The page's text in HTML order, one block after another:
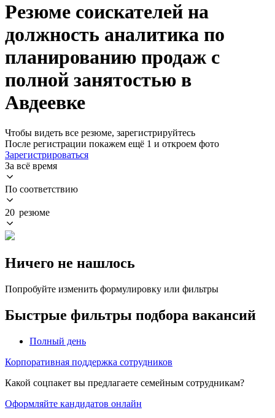
Резюме соискателей на
должность аналитика по
планированию продаж с
полной занятостью в
Авдеевке
Чтобы видеть все резюме, зарегистрируйтесь
После регистрации покажем ещё 1 и откроем фото
Зарегистрироваться
За всё время
По соответствию
20 резюме
Ничего не нашлось
Попробуйте изменить формулировку или фильтры
Быстрые фильтры подбора вакансий
Полный день
Корпоративная поддержка сотрудников
Какой соцпакет вы предлагаете семейным сотрудникам?
Оформляйте кандидатов онлайн